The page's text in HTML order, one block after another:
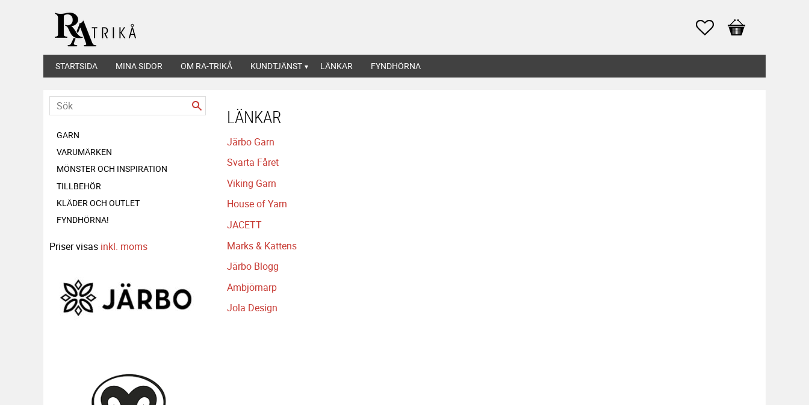
Favoriter
Kundvagn
STARTSIDA MINA SIDOR OM RA-TRIKÅ KUNDTJÄNST LÄNKAR FYNDHÖRNA
LÄNKAR
Järbo Garn
Svarta Fåret
Viking Garn
House of Yarn
JACETT
Marks & Kattens
Järbo Blogg
Ambjörnarp
Jola Design
GARN
VARUMÄRKEN
MÖNSTER OCH INSPIRATION
TILLBEHÖR
KLÄDER OCH OUTLET
FYNDHÖRNA!
Priser visas inkl. moms